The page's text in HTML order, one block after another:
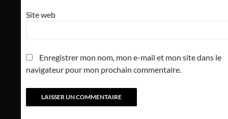
Site web
Enregistrer mon nom, mon e-mail et mon site dans le
navigateur pour mon prochain commentaire.